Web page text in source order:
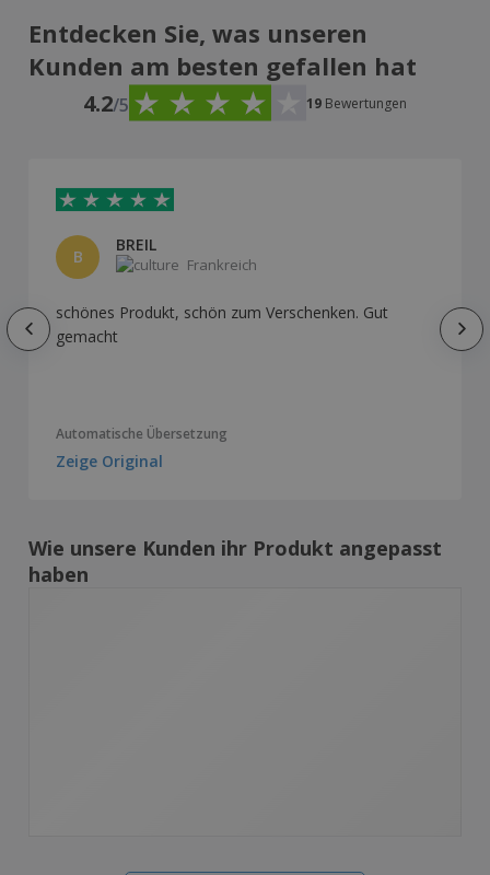
Entdecken Sie, was unseren
Kunden am besten gefallen hat
4.2/5 19 Bewertungen
B
BREIL
Frankreich
schönes Produkt, schön zum Verschenken. Gut
gemacht
Automatische Übersetzung
Zeige Original
Wie unsere Kunden ihr Produkt angepasst
haben